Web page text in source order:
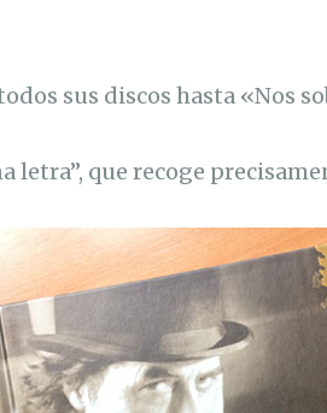
sus discos hasta «Nos
letra”, que recoge